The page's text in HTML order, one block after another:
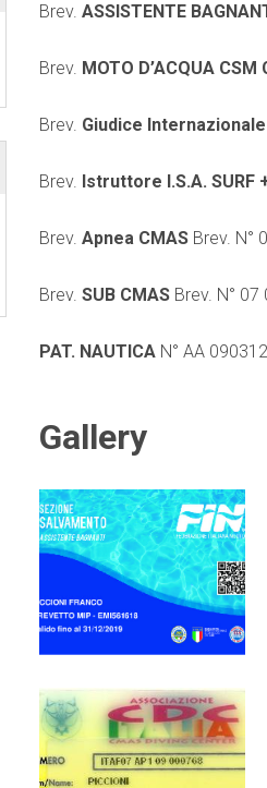
Brev. ASSISTENTE
Brev. MOTO D’ACQUA
Brev. Giudice Internazionale
Brev. Istruttore I.S.A. SURF
Brev. Apnea CMASBrev. N°
Brev. SUB CMASBrev. N° 07
PAT. NAUTICAN° AA
Gallery